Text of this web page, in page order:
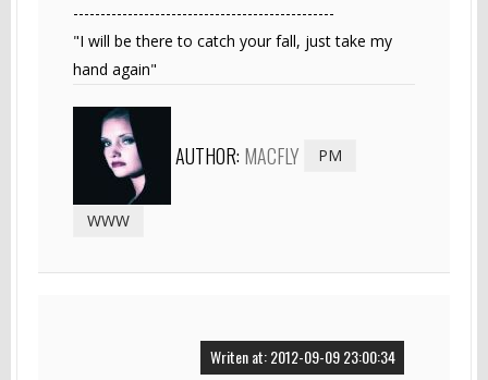
------------------------------------------------
"I will be there to catch your fall, just take my
hand again"
AUTHOR: MACFLY PM
WWW
Writen at: 2012-09-09 23:00:34